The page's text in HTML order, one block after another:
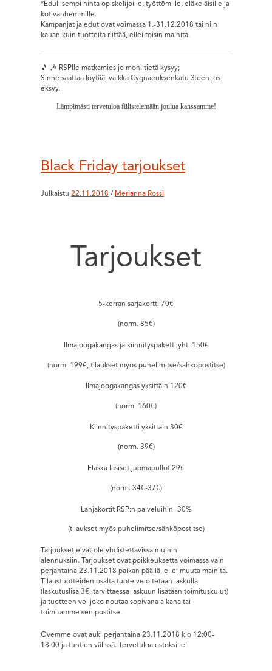
*Edullisempi hinta opiskelijoille, työttömille, eläkeläisille ja
kotivanhemmille.
Kampanjat ja edut ovat voimassa 1.-31.12.2018 tai niin
kauan kuin tuotteita riittää, ellei toisin mainita.
🎵 🎶 RSPlle matkamies jo moni tietä kysyy;
Sinne saattaa löytää, vaikka Cygnaeuksenkatu 3:een jos
eksyy.
Lämpimästi tervetuloa fiilistelemään joulua kanssamme!
Black Friday tarjoukset
Julkaistu22.11.2018 / Merianna Rossi
Tarjoukset
5-kerran sarjakortti 70€
(norm. 85€)
Ilmajoogakangas ja kiinnityspaketti yht. 150€
(norm. 199€, tilaukset myös puhelimitse/sähköpostitse)
Ilmajoogakangas yksittäin 120€
(norm. 160€)
Kiinnityspaketti yksittäin 30€
(norm. 39€)
Flaska lasiset juomapullot 29€
(norm. 34€-37€)
Lahjakortit RSP:n palveluihin -30%
(tilaukset myös puhelimitse/sähköpostitse)
Tarjoukset eivät ole yhdistettävissä muihin
alennuksiin. Tarjoukset ovat poikkeuksetta voimassa vain
perjantaina 23.11.2018 paikan päällä, ellei muuta mainita.
Tilaustuotteiden osalta tuote veloitetaan laskulla
(laskutuslisä 3€, tarvittaessa laskuun lisätään toimituskulut)
ja tuotteen voi joko noutaa sopivana aikana tai
toimitamme sen postitse.
Ovemme ovat auki perjantaina 23.11.2018 klo 12:00-
18:00 ja tuntien välissä. Tervetuloa ostoksille!